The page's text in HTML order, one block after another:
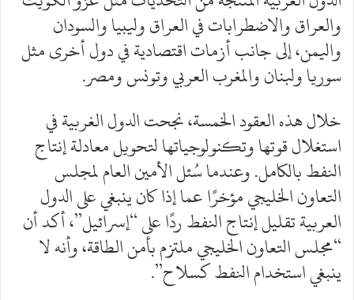
والعراق والاضطرابات في العراق وليبيا والسودان
واليمن، إلى جانب أزمات اقتصادية في دول أخرى مثل
سوريا ولبنان والمغرب العربي وتونس ومصر.
خلال هذه العقود الخمسة، نجحت الدول الغربية في
استغلال قوتها وتكنولوجياتها لتحويل معادلة إنتاج
النفط بالكامل. وعندما سُئل الأمين العام لمجلس
التعاون الخليجي مؤخرًا عما إذا كان ينبغي على الدول
العربية تقليل إنتاج النفط ردًا على “إسرائيل”، أكد أن
“مجلس التعاون الخليجي ملتزم بأمن الطاقة، وأنه لا
ينبغي استخدام النفط كسلاح”.